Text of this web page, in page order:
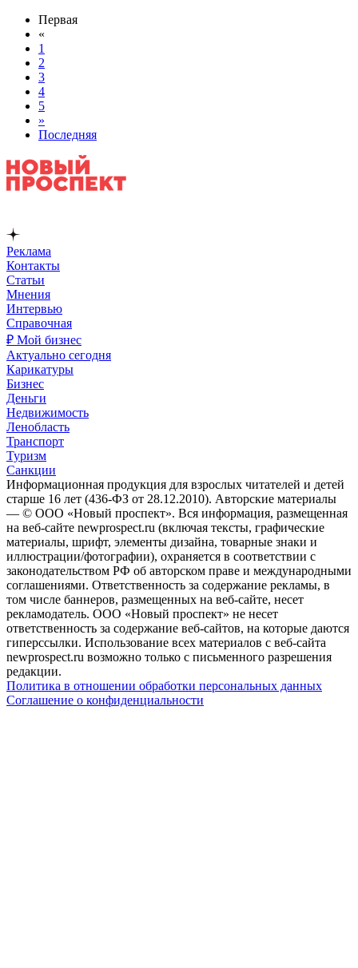
Первая
«
1
2
3
4
5
»
Последняя
Реклама
Контакты
Статьи
Мнения
Интервью
Справочная
₽ Мой бизнес
Актуально сегодня
Карикатуры
Бизнес
Деньги
Недвижимость
Ленобласть
Транспорт
Туризм
Санкции
Информационная продукция для взрослых читателей и детей
старше 16 лет (436-ФЗ от 28.12.2010). Авторские материалы
— © ООО «Новый проспект». Вся информация, размещенная
на веб-сайте newprospect.ru (включая тексты, графические
материалы, шрифт, элементы дизайна, товарные знаки и
иллюстрации/фотографии), охраняется в соответствии с
законодательством РФ об авторском праве и международными
соглашениями. Ответственность за содержание рекламы, в
том числе баннеров, размещенных на веб-сайте, несет
рекламодатель. ООО «Новый проспект» не несет
ответственность за содержание веб-сайтов, на которые даются
гиперссылки. Использование всех материалов с веб-сайта
newprospect.ru возможно только с письменного разрешения
редакции.
Политика в отношении обработки персональных данных
Соглашение о конфиденциальности